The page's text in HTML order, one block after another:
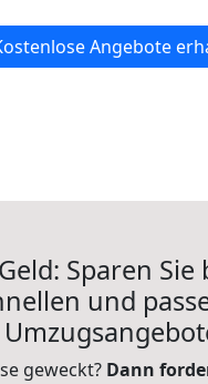
Angebote
Sparen
und
geweckt? Dann